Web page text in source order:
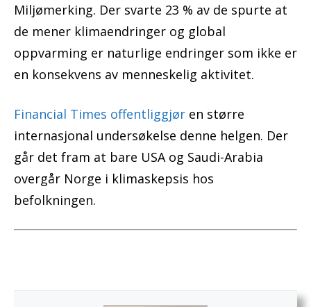
Miljømerking. Der svarte 23 % av de spurte at
de mener klimaendringer og global
oppvarming er naturlige endringer som ikke er
en konsekvens av menneskelig aktivitet.
Financial Times offentliggjør en større
internasjonal undersøkelse denne helgen. Der
går det fram at bare USA og Saudi-Arabia
overgår Norge i klimaskepsis hos
befolkningen.